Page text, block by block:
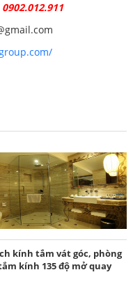
kính tắm vát góc, phòng
kính 135 độ mở quay